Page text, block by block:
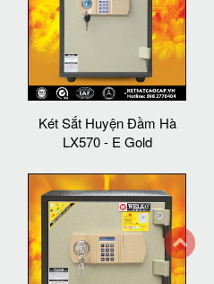
Két Sắt Huyện Đầm Hà
LX570 - E Gold
back